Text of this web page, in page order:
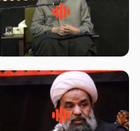
لقب حضرت رقیه سلام الله علیها به
چه معناست – حجت الاسلام علوی